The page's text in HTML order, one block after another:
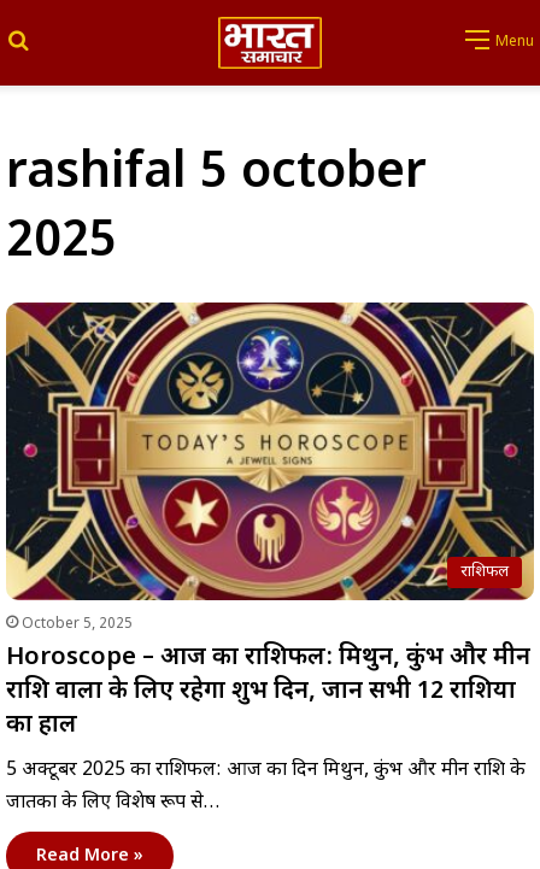
Menu
rashifal 5 october
2025
राशिफल
October 5, 2025
Horoscope – आज का राशिफल: मिथुन, कुंभ और मीन
राशि वालों के लिए रहेगा शुभ दिन, जानें सभी 12 राशियों
का हाल
5 अक्टूबर 2025 का राशिफल: आज का दिन मिथुन, कुंभ और मीन राशि के
जातकों के लिए विशेष रूप से…
Read More »